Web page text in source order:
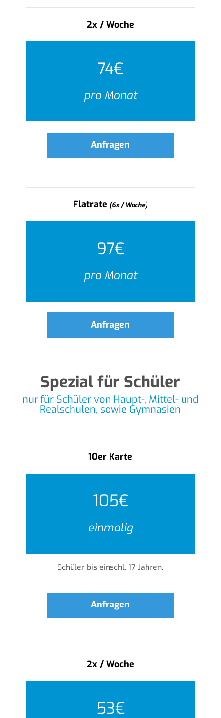
2x / Woche
74€
pro Monat
Anfragen
Flatrate (6x / Woche)
97€
pro Monat
Anfragen
Spezial für Schüler
nur für Schüler von Haupt-, Mittel- und
Realschulen, sowie Gymnasien
10er Karte
105€
einmalig
Schüler bis einschl. 17 Jahren.
Anfragen
2x / Woche
53€